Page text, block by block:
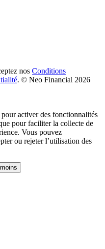
nos Conditions
. © Neo Financial 2026
activer des fonctionnalités
pour faciliter la collecte de
Vous pouvez
ou rejeter l’utilisation des